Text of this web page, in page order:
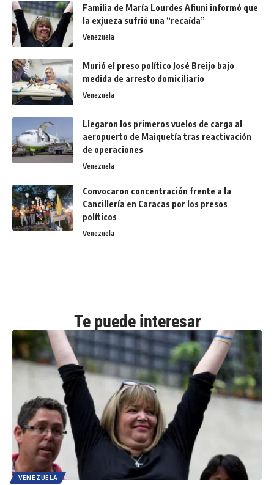
Familia de María Lourdes Afiuni informó que
la exjueza sufrió una “recaída”
Venezuela
Murió el preso político José Breijo bajo
medida de arresto domiciliario
Venezuela
Llegaron los primeros vuelos de carga al
aeropuerto de Maiquetía tras reactivación
de operaciones
Venezuela
Convocaron concentración frente a la
Cancillería en Caracas por los presos
políticos
Venezuela
Te puede interesar
VENEZUELA